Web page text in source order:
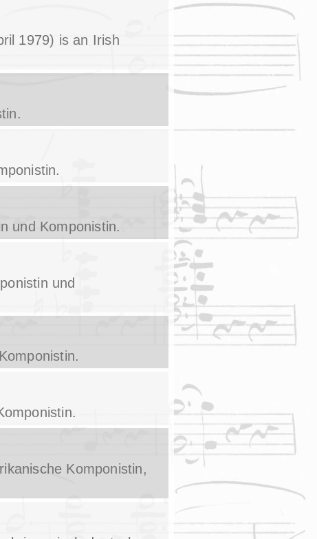
1979) is an Irish
und Komponistin.
und
Komponistin,